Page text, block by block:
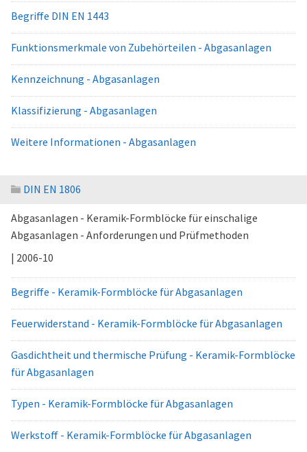
Begriffe DIN EN 1443
Funktionsmerkmale von Zubehörteilen - Abgasanlagen
Kennzeichnung - Abgasanlagen
Klassifizierung - Abgasanlagen
Weitere Informationen - Abgasanlagen
DIN EN 1806
Abgasanlagen - Keramik-Formblöcke für einschalige
Abgasanlagen - Anforderungen und Prüfmethoden
| 2006-10
Begriffe - Keramik-Formblöcke für Abgasanlagen
Feuerwiderstand - Keramik-Formblöcke für Abgasanlagen
Gasdichtheit und thermische Prüfung - Keramik-Formblöcke
für Abgasanlagen
Typen - Keramik-Formblöcke für Abgasanlagen
Werkstoff - Keramik-Formblöcke für Abgasanlagen